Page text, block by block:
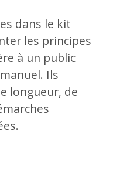
dans le kit
les principes
à un public
Ils
longueur, de